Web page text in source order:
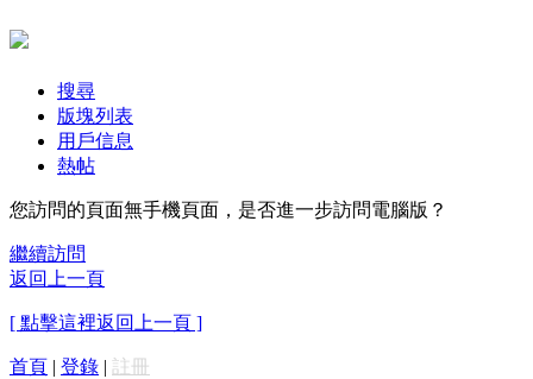
搜尋
版塊列表
用戶信息
熱帖
您訪問的頁面無手機頁面，是否進一步訪問電腦版？
繼續訪問
返回上一頁
[ 點擊這裡返回上一頁 ]
首頁 | 登錄 | 註冊